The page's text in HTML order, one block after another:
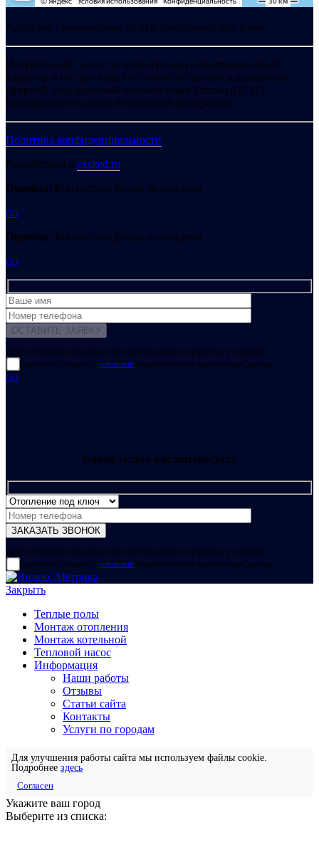
Хелпсант - инженерные сети и сантехника под ключ
Интернет-сайт носит исключительно информационный
характер и ни при каких условиях не является публичной
офертой, определяемой положениями Статьи 437 (2)
Гражданского кодекса Российской Федерации.
Политика конфиденциальности
Разработано в exsited.ru
Ошибка: Контактная форма не найдена.
GO
Ошибка: Контактная форма не найдена.
GO
Для отправки формы вам необходимо принять условия:
прочитал и согласен с условиями обработки своих персональных данных
GO
Какая услуга вас интересует?
Для отправки формы вам необходимо принять условия:
прочитал и согласен с условиями обработки своих персональных данных
Закрыть
Теплые полы
Монтаж отопления
Монтаж котельной
Тепловой насос
Информация
Наши работы
Отзывы
Статьи сайта
Контакты
Услуги по городам
Для улучшения работы сайта мы используем файлы cookie.
Подробнее здесь
Согласен
Укажите ваш город
Выберите из списка: